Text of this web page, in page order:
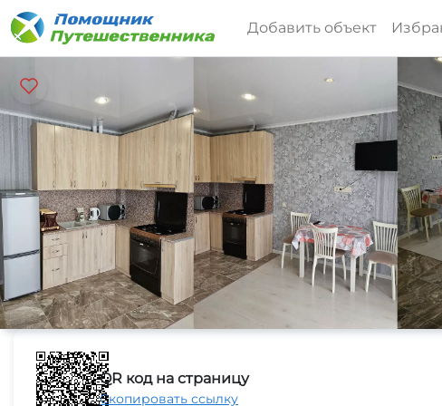
Добавить объект
QR код на страницу
Скопировать ссылку